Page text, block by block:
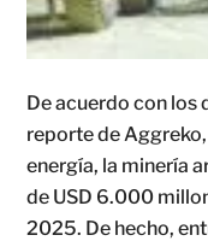
De acuerdo con los
reporte de
energía, la minería
de USD 6.000
2025. De hecho,